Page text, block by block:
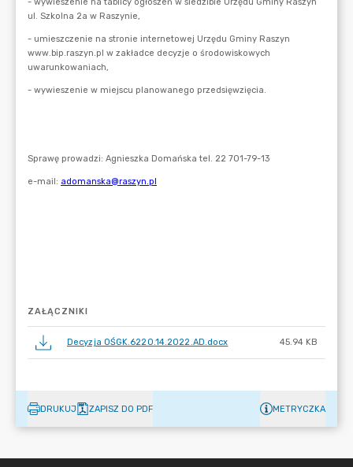
ZAŁĄCZNIKI
Decyzja OŚGK.6220.14.2022.AD.docx 45.94 KB
DRUKUJ ZAPISZ DO PDF METRYCZKA